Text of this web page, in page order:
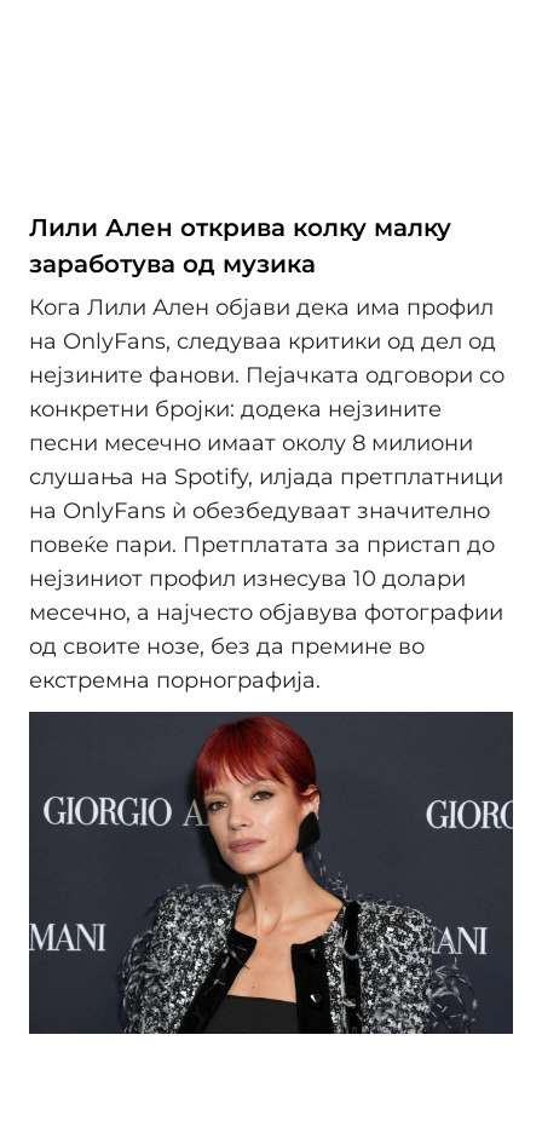
Лили Ален открива колку малку
заработува од музика
Кога Лили Ален објави дека има профил
на OnlyFans, следуваа критики од дел од
нејзините фанови. Пејачката одговори со
конкретни бројки: додека нејзините
песни месечно имаат околу 8 милиони
слушања на Spotify, илјада претплатници
на OnlyFans ѝ обезбедуваат значително
повеќе пари. Претплатата за пристап до
нејзиниот профил изнесува 10 долари
месечно, а најчесто објавува фотографии
од своите нозе, без да премине во
екстремна порнографија.